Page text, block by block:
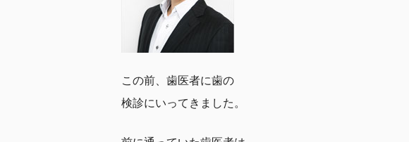
この前、歯医者に歯の
検診にいってきました。